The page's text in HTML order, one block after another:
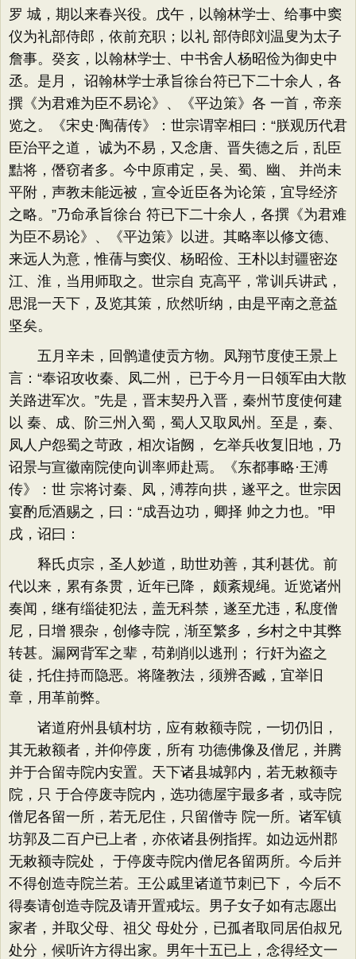
罗 城，期以来春兴役。戊午，以翰林学士、给事中窦
仪为礼部侍郎，依前充职；以礼 部侍郎刘温叟为太子
詹事。癸亥，以翰林学士、中书舍人杨昭俭为御史中
丞。是月， 诏翰林学士承旨徐台符已下二十余人，各
撰《为君难为臣不易论》、《平边策》各 一首，帝亲
览之。《宋史·陶蒨传》：世宗谓宰相曰：“朕观历代君
臣治平之道， 诚为不易，又念唐、晋失德之后，乱臣
黠将，僭窃者多。今中原甫定，吴、蜀、幽、 并尚未
平附，声教未能远被，宣令近臣各为论策，宜导经济
之略。”乃命承旨徐台 符已下二十余人，各撰《为君难
为臣不易论》、《平边策》以进。其略率以修文德、
来远人为意，惟蒨与窦仪、杨昭俭、王朴以封疆密迩
江、淮，当用师取之。世宗自 克高平，常训兵讲武，
思混一天下，及览其策，欣然听纳，由是平南之意益
坚矣。
五月辛未，回鹘遣使贡方物。凤翔节度使王景上
言：“奉诏攻收秦、凤二州， 已于今月一日领军由大散
关路进军次。”先是，晋末契丹入晋，秦州节度使何建
以 秦、成、阶三州入蜀，蜀人又取凤州。至是，秦、
凤人户怨蜀之苛政，相次诣阙， 乞举兵收复旧地，乃
诏景与宣徽南院使向训率师赴焉。《东都事略·王溥
传》：世 宗将讨秦、凤，溥荐向拱，遂平之。世宗因
宴酌卮酒赐之，曰：“成吾边功，卿择 帅之力也。”甲
戌，诏曰：
释氏贞宗，圣人妙道，助世劝善，其利甚优。前
代以来，累有条贯，近年已降， 颇紊规绳。近览诸州
奏闻，继有缁徒犯法，盖无科禁，遂至尤违，私度僧
尼，日增 猥杂，创修寺院，渐至繁多，乡村之中其弊
转甚。漏网背军之辈，苟剃削以逃刑； 行奸为盗之
徒，托住持而隐恶。将隆教法，须辨否臧，宜举旧
章，用革前弊。
诸道府州县镇村坊，应有敕额寺院，一切仍旧，
其无敕额者，并仰停废，所有 功德佛像及僧尼，并腾
并于合留寺院内安置。天下诸县城郭内，若无敕额寺
院，只 于合停废寺院内，选功德屋宇最多者，或寺院
僧尼各留一所，若无尼住，只留僧寺 院一所。诸军镇
坊郭及二百户已上者，亦依诸县例指挥。如边远州郡
无敕额寺院处， 于停废寺院内僧尼各留两所。今后并
不得创造寺院兰若。王公戚里诸道节刺已下， 今后不
得奏请创造寺院及请开置戒坛。男子女子如有志愿出
家者，并取父母、祖父 母处分，已孤者取同居伯叔兄
处分，候听许方得出家。男年十五已上，念得经文一